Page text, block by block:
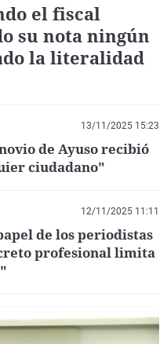
el fiscal
su nota ningún
la literalidad
13/11/2025 15:23
de Ayuso recibió
ciudadano"
12/11/2025 11:11
de los periodistas
profesional limita